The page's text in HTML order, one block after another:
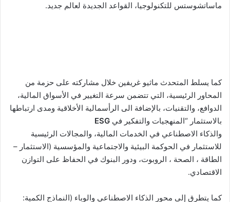
ماساتشوستس للتكنولوجيا، القواعد الجديدة لعالم جديد.
كما يسلط المتحدث ماثيو غريفين خلال مشاركته على حزمة من
المحاور الرئيسية، التي تتضمن سرعة التغيير في الأسواق المالية،
الدوافع، والتقنيات، بالإضافة الى الرأسمالية الأخلاقية ومدى ارتباطها
بالاستثمار “المنهجيات والتفكير في ESG
والذكاء الاصطناعي في الخدمات المالية، والمجالات الرئيسية
للاستثمار في الحوكمة البيئية والاجتماعية والمؤسسية (الاستثمار –
الطاقة ، الصحة ، الروبوت، ودور البنوك في الحفاظ على التوازن
الاقتصادي.
كما يتطرق إلى محور الذكاء الاصطناعي والوباء (النماذج الكمية: